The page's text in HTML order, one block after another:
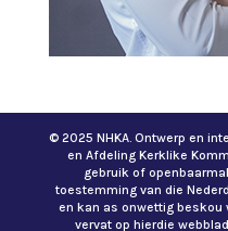
© 2025 NHKA. Ontwerp en
en Afdeling Kerklike
gebruik of
toestemming van die
en kan as onwettig beskou
vervat op hierdie